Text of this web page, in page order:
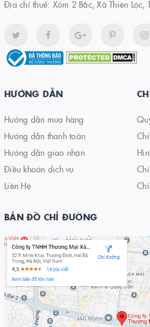
Địa chỉ thuế: Xóm 2 Bắc, Xã Thiên Lộc,
HƯỚNG DẪN
Hướng dẫn mua hàng
Hướng dẫn thanh toán
Hướng dẫn giao nhận
Điều khoản dịch vụ
Liên Hệ
BẢN ĐỒ CHỈ ĐƯỜNG